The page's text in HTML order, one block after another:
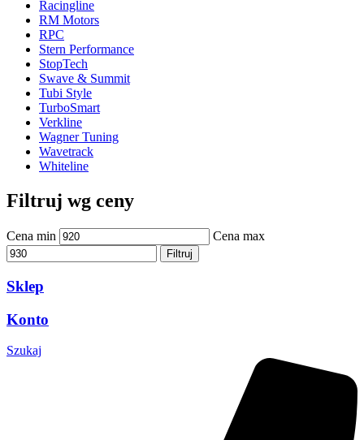
Racingline
RM Motors
RPC
Stern Performance
StopTech
Swave & Summit
Tubi Style
TurboSmart
Verkline
Wagner Tuning
Wavetrack
Whiteline
Filtruj wg ceny
Cena min Cena max
Filtruj
Sklep
Konto
Szukaj